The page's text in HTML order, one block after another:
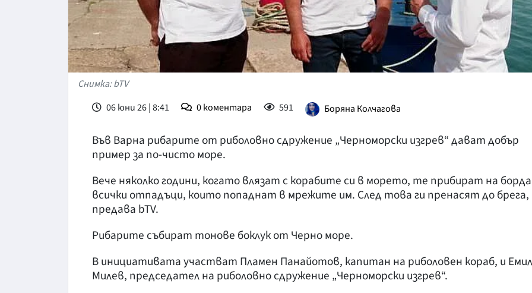
ВОЙНАТА В
ВРЕМЕТО
Снимка: bTV
06 юни 26 | 8:41
0коментара 591 Боряна Колчагова
Във Варна рибарите от риболовно сдружение „Черноморски изгрев“ дават добър
пример за по-чисто море.
Вече няколко години, когато влязат с корабите си в морето, те прибират на борда
всички отпадъци, които попаднат в мрежите им. След това ги пренасят до брега,
предава bTV.
Рибарите събират тонове боклук от Черно море.
В инициативата участват Пламен Панайотов, капитан на риболовен кораб, и Емил
Милев, председател на риболовно сдружение „Черноморски изгрев“.